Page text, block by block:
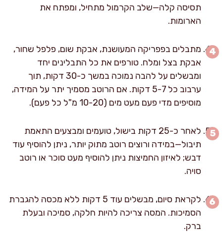
תסיסה קלה—שלב הקרמול מתחיל, ומפתח את
הארומות.
מתבלים בפפריקה המעושנת, אבקת שום, פלפל שחור,
אבקת בצל ומלח. טורפים את כל התבלינים יחד
ומבשלים על להבה נמוכה במשך כ-30 דקות, תוך
ערבוב כל 5-7 דקות. אם הרוטב מסמיך יתר על המידה,
מוסיפים מדי פעם מעט מים (10-20 מ"ל כל פעם).
לאחר כ-25 דקות בישול, טועמים ומבצעים התאמת
תיבול—במידה ורוצים רוטב מתוק יותר, ניתן להוסיף עוד
דבש; לאיזון החמיצות ניתן להוסיף מעט סוכר או רוטב
סויה.
לקראת סיום, מבשלים עוד 5 דקות ללא מכסה להגברת
הסמיכות. המסה צריכה להיות חלקה, סמיכה ובעלת
ברק.